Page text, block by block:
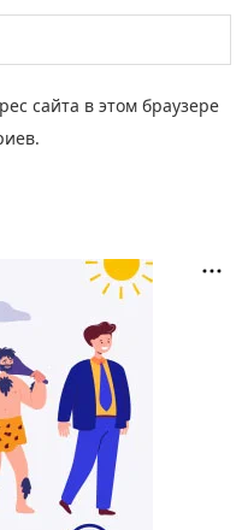
сайта в этом браузере